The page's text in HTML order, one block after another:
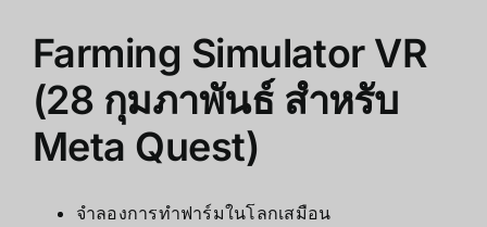
Farming Simulator VR
(28 กุมภาพันธ์ สำหรับ
Meta Quest)
จำลองการทำฟาร์มในโลกเสมือน